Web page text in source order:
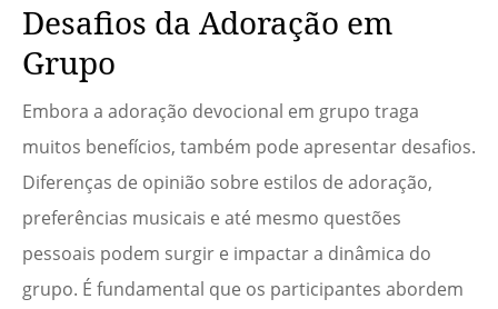
Desafios da Adoração em
Grupo
Embora a adoração devocional em grupo traga
muitos benefícios, também pode apresentar desafios.
Diferenças de opinião sobre estilos de adoração,
preferências musicais e até mesmo questões
pessoais podem surgir e impactar a dinâmica do
grupo. É fundamental que os participantes abordem